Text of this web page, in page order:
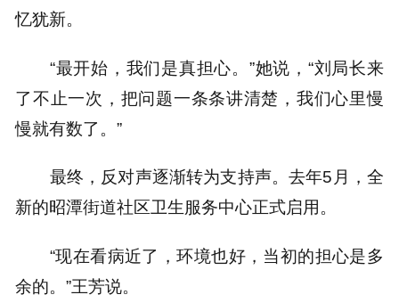
忆犹新。
“最开始，我们是真担心。”她说，“刘局长来
了不止一次，把问题一条条讲清楚，我们心里慢
慢就有数了。”
最终，反对声逐渐转为支持声。去年5月，全
新的昭潭街道社区卫生服务中心正式启用。
“现在看病近了，环境也好，当初的担心是多
余的。”王芳说。